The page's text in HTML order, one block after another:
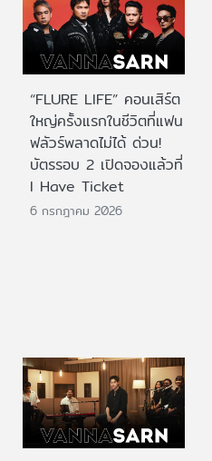
“FLURE LIFE” คอนเสิร์ต
ใหญ่ครั้งแรกในชีวิตที่แฟน
ฟลัวร์พลาดไม่ได้ ด่วน!
บัตรรอบ 2 เปิดจองแล้วที่
I Have Ticket
6 กรกฎาคม 2026